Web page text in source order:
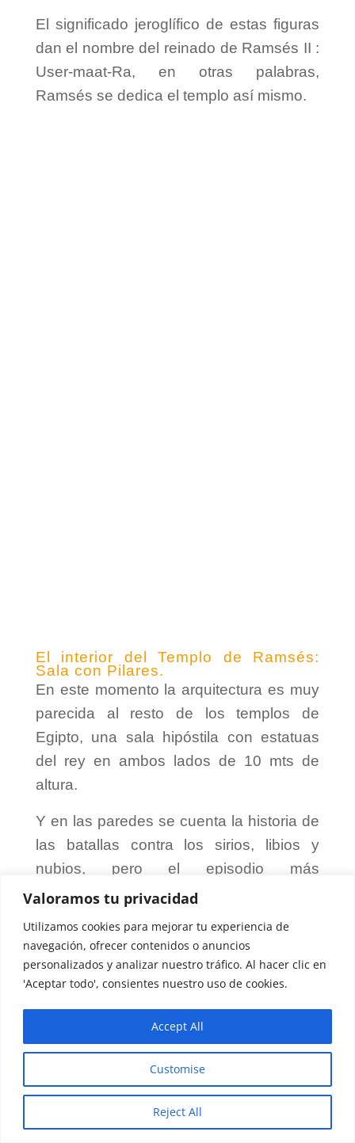
Valoramos tu privacidad
Utilizamos cookies para mejorar tu experiencia de
navegación, ofrecer contenidos o anuncios
personalizados y analizar nuestro tráfico. Al hacer clic en
'Aceptar todo', consientes nuestro uso de cookies.
Customise
Reject All
Accept All
El significado jeroglífico de estas figuras
dan el nombre del reinado de Ramsés II :
User-maat-Ra, en otras palabras,
Ramsés se dedica el templo así mismo.
El interior del Templo de Ramsés:
Sala con Pilares.
En este momento la arquitectura es muy
parecida al resto de los templos de
Egipto, una sala hipóstila con estatuas
del rey en ambos lados de 10 mts de
altura.
Y en las paredes se cuenta la historia de
las batallas contra los sirios, libios y
nubios, pero el episodio más
representativo en estos relatos
contra los hititas.
Maravilla solar de Abu Simbel. El
santuario del gran templo de Ramsés
II, es famosamente conocido por el
fenómeno de luz que ocurre 2 veces al
año, cada 22 febrero y cada 22 de
octubre, es en estos dos día cuando los